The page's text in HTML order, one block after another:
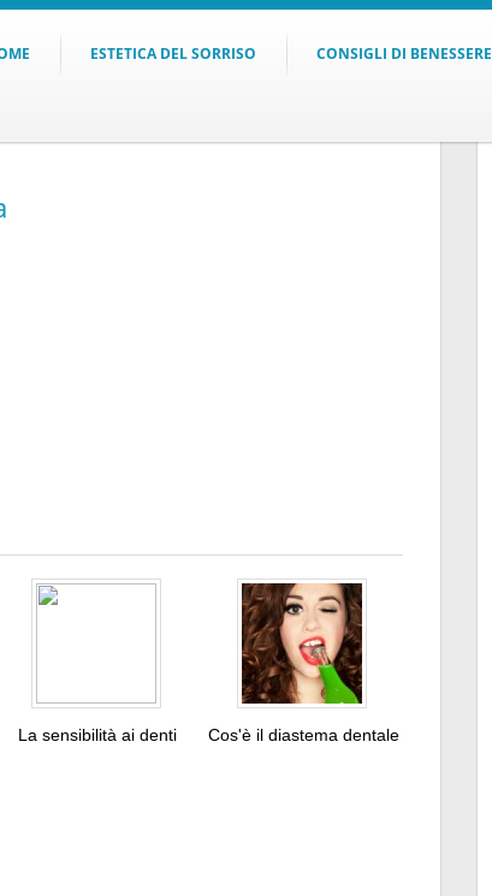
ESTETICA DEL SORRISO CONSIGLI DI BENESSERE
La sensibilità ai denti Cos'è il diastema dentale